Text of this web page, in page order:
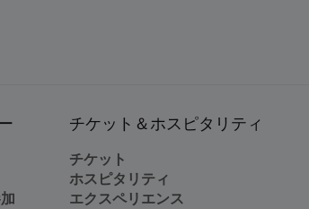
チケット＆ホスピタリティ
チケット
ホスピタリティ
エクスペリエンス